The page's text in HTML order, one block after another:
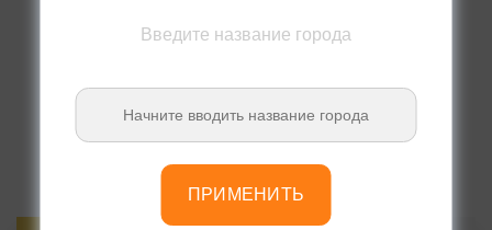
Введите название города
ПРИМЕНИТЬ